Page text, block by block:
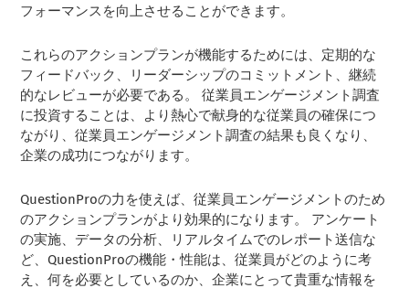
フォーマンスを向上させることができます。
これらのアクションプランが機能するためには、定期的な
フィードバック、リーダーシップのコミットメント、継続
的なレビューが必要である。 従業員エンゲージメント調査
に投資することは、より熱心で献身的な従業員の確保につ
ながり、従業員エンゲージメント調査の結果も良くなり、
企業の成功につながります。
QuestionProの力を使えば、従業員エンゲージメントのため
のアクションプランがより効果的になります。 アンケート
の実施、データの分析、リアルタイムでのレポート送信な
ど、QuestionProの機能・性能は、従業員がどのように考
え、何を必要としているのか、企業にとって貴重な情報を